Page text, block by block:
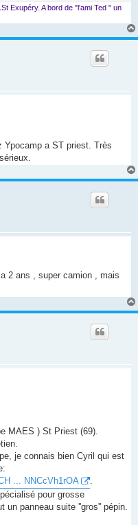
Exupéry. A bord de "l'ami Ted " un
Ypocamp a ST priest. Très
2 ans , super camion , mais
MAES ) St Priest (69).
je connais bien Cyril qui est
... NNCcVh1rOA
.
pour grosse
panneau suite ''gros'' pépin.